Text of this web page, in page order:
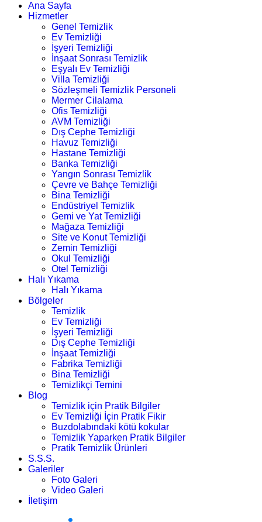
Ana Sayfa
Hizmetler
Genel Temizlik
Ev Temizliği
İşyeri Temizliği
İnşaat Sonrası Temizlik
Eşyalı Ev Temizliği
Villa Temizliği
Sözleşmeli Temizlik Personeli
Mermer Cilalama
Ofis Temizliği
AVM Temizliği
Dış Cephe Temizliği
Havuz Temizliği
Hastane Temizliği
Banka Temizliği
Yangın Sonrası Temizlik
Çevre ve Bahçe Temizliği
Bina Temizliği
Endüstriyel Temizlik
Gemi ve Yat Temizliği
Mağaza Temizliği
Site ve Konut Temizliği
Zemin Temizliği
Okul Temizliği
Otel Temizliği
Halı Yıkama
Halı Yıkama
Bölgeler
Temizlik
Ev Temizliği
İşyeri Temizliği
Dış Cephe Temizliği
İnşaat Temizliği
Fabrika Temizliği
Bina Temizliği
Temizlikçi Temini
Blog
Temizlik için Pratik Bilgiler
Ev Temizliği İçin Pratik Fikir
Buzdolabındaki kötü kokular
Temizlik Yaparken Pratik Bilgiler
Pratik Temizlik Ürünleri
S.S.S.
Galeriler
Foto Galeri
Video Galeri
İletişim